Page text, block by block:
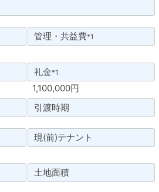
管理・共益費*1
礼金*1
1,100,000円
引渡時期
現(前)テナント
土地面積